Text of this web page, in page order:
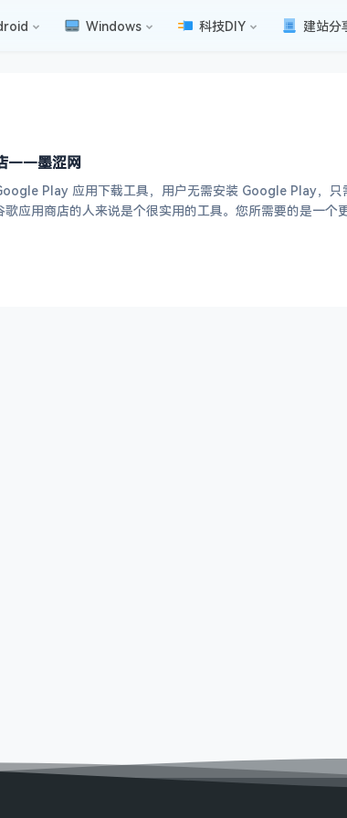
Windows 科技DIY 建站分
——墨涩网
Play 应用下载工具，用户无需安装 Google Play，只
应用商店的人来说是个很实用的工具。您所需要的是一个